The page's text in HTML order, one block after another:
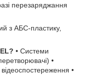
перезаряджання
з АБС-пластику,
• Системи
•
•